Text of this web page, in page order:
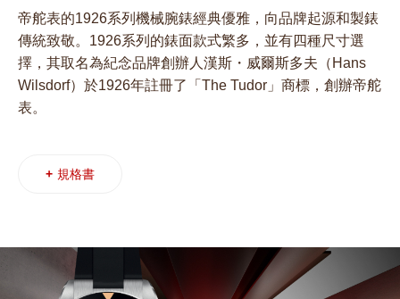
帝舵表的1926系列機械腕錶經典優雅，向品牌起源和製錶
傳統致敬。1926系列的錶面款式繁多，並有四種尺寸選
擇，其取名為紀念品牌創辦人漢斯・威爾斯多夫（Hans
Wilsdorf）於1926年註冊了「The Tudor」商標，創辦帝舵
表。
+ 規格書